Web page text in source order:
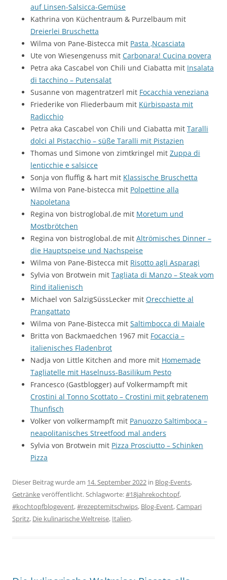
auf Linsen-Salsicca-Gemüse
Kathrina von Küchentraum & Purzelbaum mit
Dreierlei Bruschetta
Wilma von Pane-Bistecca mit Pasta ‚Ncasciata
Ute von Wiesengenuss mit Carbonara! Cucina povera
Petra aka Cascabel von Chili und Ciabatta mit Insalata
di tacchino – Putensalat
Susanne von magentratzerl mit Focacchia veneziana
Friederike von Fliederbaum mit Kürbispasta mit
Radicchio
Petra aka Cascabel von Chili und Ciabatta mit Taralli
dolci al Pistacchio – süße Taralli mit Pistazien
Thomas und Simone von zimtkringel mit Zuppa di
lenticchie e salsicce
Sonja von fluffig & hart mit Klassische Bruschetta
Wilma von Pane-bistecca mit Polpettine alla
Napoletana
Regina von bistroglobal.de mit Moretum und
Mostbrötchen
Regina von bistroglobal.de mit Altrömisches Dinner –
die Hauptspeise und Nachspeise
Wilma von Pane-Bistecca mit Risotto agli Asparagi
Sylvia von Brotwein mit Tagliata di Manzo – Steak vom
Rind italienisch
Michael von SalzigSüssLecker mit Orecchiette al
Prangattato
Wilma von Pane-Bistecca mit Saltimbocca di Maiale
Britta von Backmaedchen 1967 mit Focaccia –
italienisches Fladenbrot
Nadja von Little Kitchen and more mit Homemade
Tagliatelle mit Haselnuss-Basilikum Pesto
Francesco (Gastblogger) auf Volkermampft mit
Crostini al Tonno Scottato – Crostini mit gebratenem
Thunfisch
Volker von volkermampft mit Panuozzo Saltimboca –
neapolitanisches Streetfood mal anders
Sylvia von Brotwein mit Pizza Prosciutto – Schinken
Pizza
Dieser Beitrag wurde am 14. September 2022 in Blog-Events,
Getränkeveröffentlicht. Schlagworte:#18jahrekochtopf,
#kochtopfblogevent,#rezeptemitschwips, Blog-Event,Campari
Spritz, Die kulinarische Weltreise, Italien.